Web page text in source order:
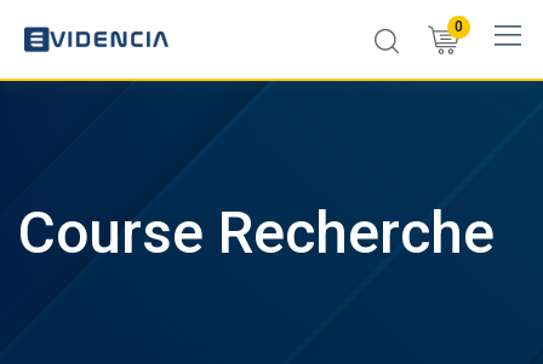
content
0
Course Recherche